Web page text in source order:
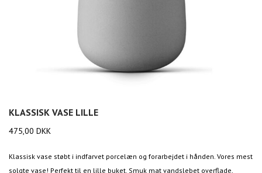
KLASSISK VASE LILLE
475,00 DKK
Klassisk vase støbt i indfarvet porcelæn og forarbejdet i hånden. Vores mest
solgte vase! Perfekt til en lille buket. Smuk mat vandslebet overflade,